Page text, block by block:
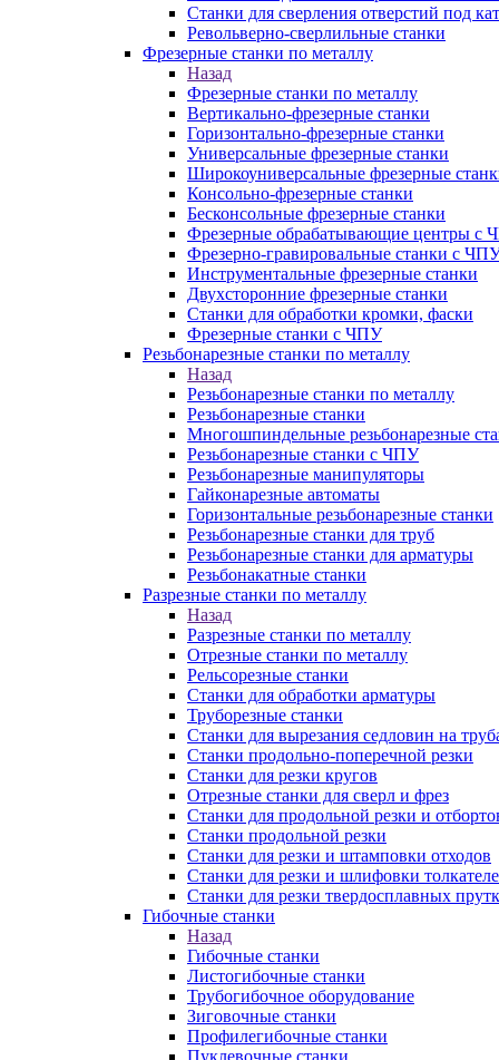
Станки для сверления отверстий под
Револьверно-сверлильные станки
Фрезерные станки по металлу
Назад
Фрезерные станки по металлу
Вертикально-фрезерные станки
Горизонтально-фрезерные станки
Универсальные фрезерные станки
Широкоуниверсальные фрезерные
Консольно-фрезерные станки
Бесконсольные фрезерные станки
Фрезерные обрабатывающие центры с
Фрезерно-гравировальные станки с
Инструментальные фрезерные станки
Двухсторонние фрезерные станки
Станки для обработки кромки, фаски
Фрезерные станки с ЧПУ
Резьбонарезные станки по металлу
Назад
Резьбонарезные станки по металлу
Резьбонарезные станки
Многошпиндельные резьбонарезные
Резьбонарезные станки с ЧПУ
Резьбонарезные манипуляторы
Гайконарезные автоматы
Горизонтальные резьбонарезные станки
Резьбонарезные станки для труб
Резьбонарезные станки для арматуры
Резьбонакатные станки
Разрезные станки по металлу
Назад
Разрезные станки по металлу
Отрезные станки по металлу
Рельсорезные станки
Станки для обработки арматуры
Труборезные станки
Станки для вырезания седловин на
Станки продольно-поперечной резки
Станки для резки кругов
Отрезные станки для сверл и фрез
Станки для продольной резки и
Станки продольной резки
Станки для резки и штамповки отходов
Станки для резки и шлифовки
Станки для резки твердосплавных
Гибочные станки
Назад
Гибочные станки
Листогибочные станки
Трубогибочное оборудование
Зиговочные станки
Профилегибочные станки
Пуклевочные станки